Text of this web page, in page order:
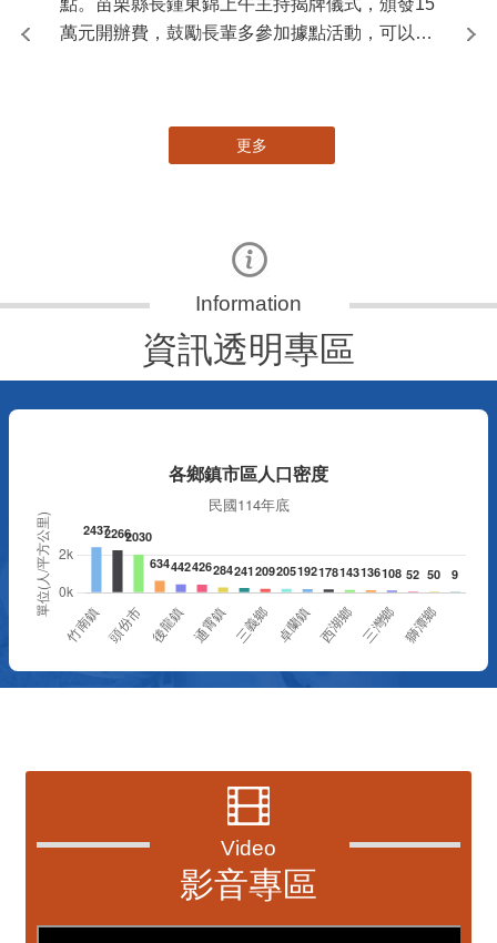
典禮，此為苗栗市第27個、全縣第236處的據
點。苗栗縣長鍾東錦上午主持揭牌儀式，頒發15
萬元開辦費，鼓勵長輩多參加據點活動，可以更
加健康、長壽。 坐落於苗栗市維祥里光華街89
號的社區照顧關懷據點，今 ...
資訊透明專區